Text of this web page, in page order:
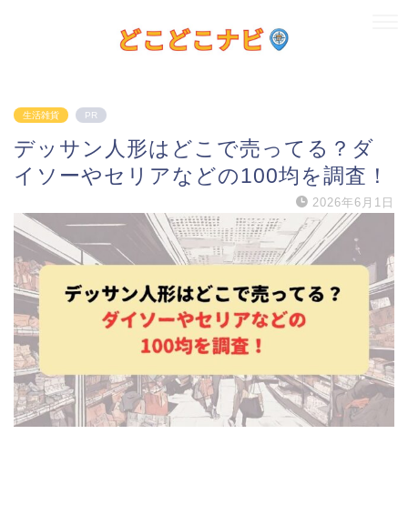
生活雑貨 PR
デッサン人形はどこで売ってる？ダ
イソーやセリアなどの100均を調査！
2026年6月1日